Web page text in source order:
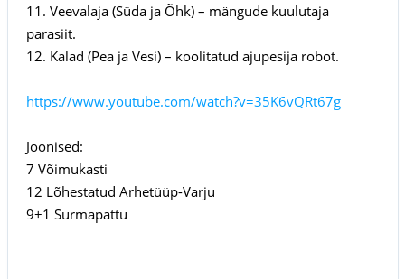
11. Veevalaja (Süda ja Õhk) – mängude kuulutaja
parasiit.
12. Kalad (Pea ja Vesi) – koolitatud ajupesija robot.
https://www.youtube.com/watch?v=35K6vQRt67g
Joonised:
7 Võimukasti
12 Lõhestatud Arhetüüp-Varju
9+1 Surmapattu